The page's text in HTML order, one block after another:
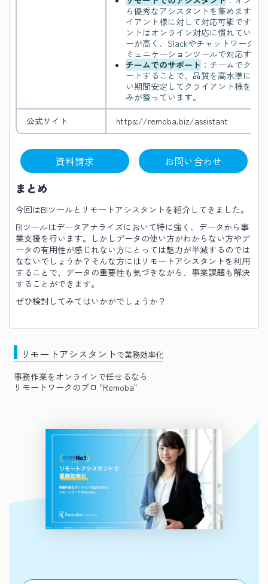
ら優秀なアシスタントを集めます。
イアント様に対して対応可能です。
ントはオンライン対応に慣れている
ーが高く、Slackやチャットワークな
ミュニケーションツールで対応する
チームでのサポート ：チームでクラ
ートすることで、品質を高水準に保
い期間安定してクライアント様をサ
みが整っています。
公式サイト
https://remoba.biz/assistant
資料請求 お問い合わせ
まとめ
今回はBIツールとリモートアシスタントを紹介してきました。
BIツールはデータアナライズにおいて特に強く、データから事
業支援を行います。しかしデータの使い方がわからない方やデ
ータの有用性が感じれない方にとっては魅力が半減するのでは
なないでしょうか？そんな方にはリモートアシスタントを利用
することで、データの重要性も気づきながら、事業課題も解決
することができます。
ぜひ検討してみてはいかがでしょうか？
リモートアシスタント で業務効率化
事務作業をオンラインで任せるなら
リモートワークのプロ "Remoba"